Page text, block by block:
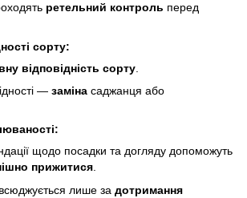
ретельний контроль перед
сорту:
відповідність сорту
— заміна саджанця або
щодо посадки та догляду допоможуть
прижитися.
лише за дотримання